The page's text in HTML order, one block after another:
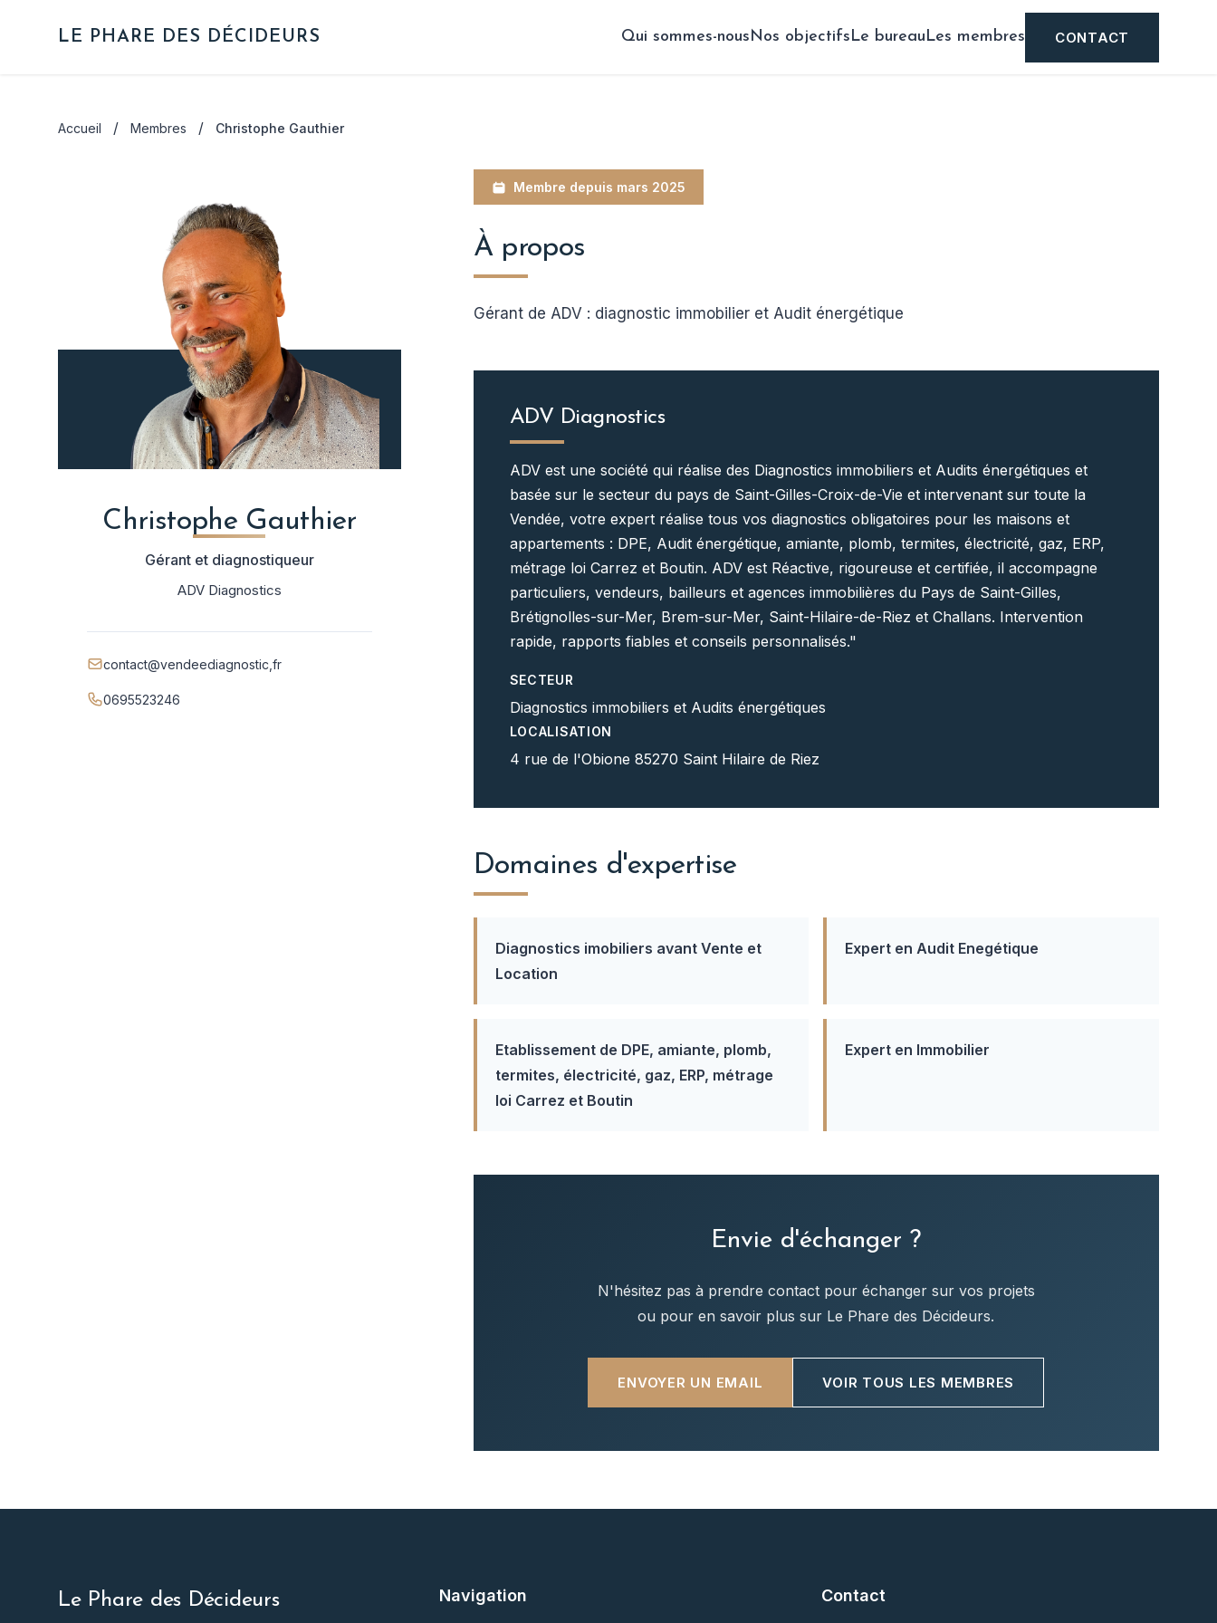
LE PHARE DES DÉCIDEURS Qui sommes-nousNos objectifsLe bureauLes membres CONTACT
Qui sommes-nous
NOUS REJOINDRE
Accueil / Membres / Christophe Gauthier
Christophe Gauthier
Gérant et diagnostiqueur
ADV Diagnostics
contact@vendeediagnostic,fr
0695523246
Membre depuis mars 2025
À propos
Gérant de ADV : diagnostic immobilier et Audit énergétique
ADV Diagnostics
ADV est une société qui réalise des Diagnostics immobiliers et Audits énergétiques et
basée sur le secteur du pays de Saint-Gilles-Croix-de-Vie et intervenant sur toute la
Vendée, votre expert réalise tous vos diagnostics obligatoires pour les maisons et
appartements : DPE, Audit énergétique, amiante, plomb, termites, électricité, gaz, ERP,
métrage loi Carrez et Boutin. ADV est Réactive, rigoureuse et certifiée, il accompagne
particuliers, vendeurs, bailleurs et agences immobilières du Pays de Saint-Gilles,
Brétignolles-sur-Mer, Brem-sur-Mer, Saint-Hilaire-de-Riez et Challans. Intervention
rapide, rapports fiables et conseils personnalisés."
SECTEUR
Diagnostics immobiliers et Audits énergétiques
LOCALISATION
4 rue de l'Obione 85270 Saint Hilaire de Riez
Domaines d'expertise
Diagnostics imobiliers avant Vente et
Location
Expert en Audit Enegétique
Etablissement de DPE, amiante, plomb,
termites, électricité, gaz, ERP, métrage
loi Carrez et Boutin
Expert en Immobilier
Envie d'échanger ?
N'hésitez pas à prendre contact pour échanger sur vos projets
ou pour en savoir plus sur Le Phare des Décideurs.
ENVOYER UN EMAIL VOIR TOUS LES MEMBRES
Le Phare des Décideurs Navigation Contact